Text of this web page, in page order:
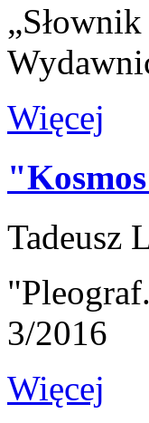
Więcej
Tadeusz
3/2016
Więcej